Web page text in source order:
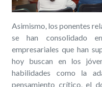
Asimismo, los ponentes
se han consolidado
empresariales que han
hoy buscan en los
habilidades como la
pensamiento crítico, el